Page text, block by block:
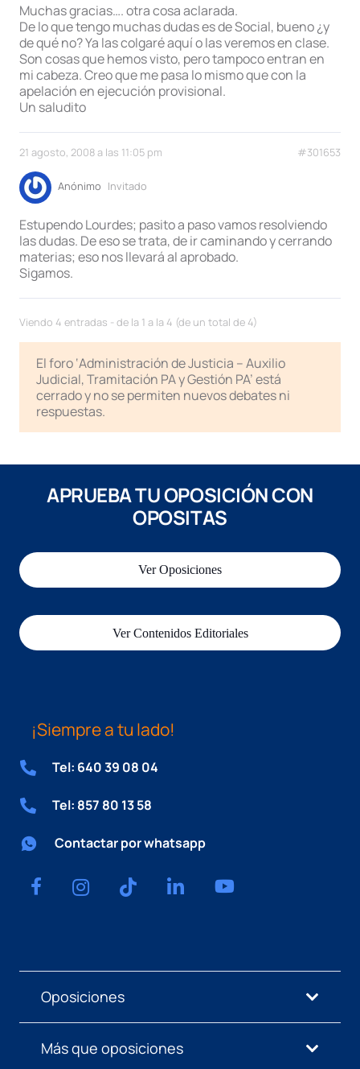
Muchas gracias…. otra cosa aclarada.
De lo que tengo muchas dudas es de Social, bueno ¿y
de qué no? Ya las colgaré aquí o las veremos en clase.
Son cosas que hemos visto, pero tampoco entran en
mi cabeza. Creo que me pasa lo mismo que con la
apelación en ejecución provisional.
Un saludito
21 agosto, 2008 a las 11:05 pm #301653
Anónimo Invitado
Estupendo Lourdes; pasito a paso vamos resolviendo
las dudas. De eso se trata, de ir caminando y cerrando
materias; eso nos llevará al aprobado.
Sigamos.
Viendo 4 entradas - de la 1 a la 4 (de un total de 4)
El foro ‘Administración de Justicia – Auxilio
Judicial, Tramitación PA y Gestión PA’ está
cerrado y no se permiten nuevos debates ni
respuestas.
APRUEBA TU OPOSICIÓN CON
OPOSITAS
Ver Oposiciones
Ver Contenidos Editoriales
¡Siempre a tu lado!
Tel: 640 39 08 04
Tel: 857 80 13 58
Contactar por whatsapp
Oposiciones
Más que oposiciones